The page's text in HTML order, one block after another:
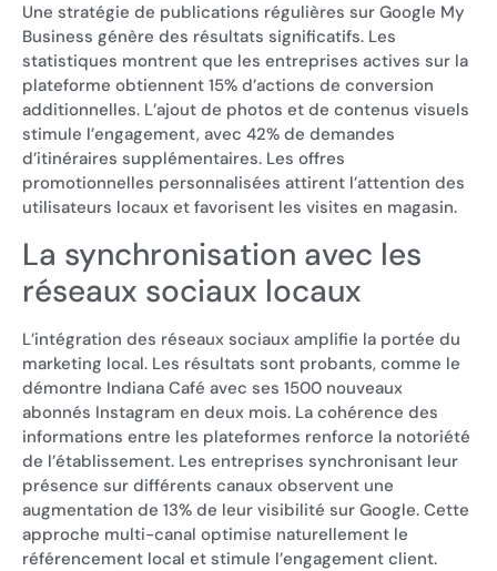
Une stratégie de publications régulières sur Google My
Business génère des résultats significatifs. Les
statistiques montrent que les entreprises actives sur la
plateforme obtiennent 15% d’actions de conversion
additionnelles. L’ajout de photos et de contenus visuels
stimule l’engagement, avec 42% de demandes
d’itinéraires supplémentaires. Les offres
promotionnelles personnalisées attirent l’attention des
utilisateurs locaux et favorisent les visites en magasin.
La synchronisation avec les
réseaux sociaux locaux
L’intégration des réseaux sociaux amplifie la portée du
marketing local. Les résultats sont probants, comme le
démontre Indiana Café avec ses 1500 nouveaux
abonnés Instagram en deux mois. La cohérence des
informations entre les plateformes renforce la notoriété
de l’établissement. Les entreprises synchronisant leur
présence sur différents canaux observent une
augmentation de 13% de leur visibilité sur Google. Cette
approche multi-canal optimise naturellement le
référencement local et stimule l’engagement client.